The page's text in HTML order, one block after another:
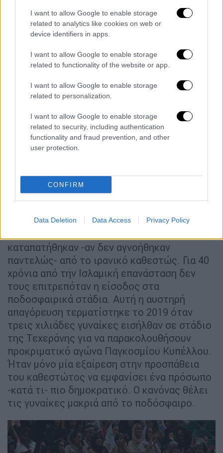
I want to allow Google to enable storage
related to analytics like cookies on web or
device identifiers in apps.
I want to allow Google to enable storage
related to functionality of the website or app.
I want to allow Google to enable storage
related to personalization.
I want to allow Google to enable storage
related to security, including authentication
functionality and fraud prevention, and other
user protection.
CONFIRM
Data Deletion Data Access Privacy Policy
Στο Μουντιάλ του 2022, με τις διαδηλώσεις
σε βάρος του Χαμενεΐ να μαίνονται στο Ιράν,
οι Ιρανοί ποδοσφαιριστές σιώπησαν στην
ανάκρουση του εθνικού ύμνου τους. Το ίδιο
έπραξαν και πριν από μερικές ημέρες οι
γυναίκες της εθνικής ομάδας ποδοσφαίρου
στην πρεμιέρα τους στο Ασιατικό Κύπελλο
με τη Νότια Κορέα, για να αλλάξουν όμως
αργότερα, όταν τραγούδησαν και χαιρέτησαν
στρατιωτικά, προφανώς ως ένδειξη
διαμαρτυρίας για την επίθεση που δέχεται η
καταπατήθηκαν -αν δεν αγνοήθηκαν
παντελώς- από το ιρανικό καθεστώς. Για 40
χρόνια από την Ισλαμική επανάσταση δεν
τους επιτρεπόταν η είσοδος στα
ποδοσφαιρικά στάδια. Αυτή η αυστηρή
απαγόρευση τερματίστηκε το 2019 όταν
τρεις χιλιάδες γυναίκες εισήλθαν σε στάδιο
της Τεχεράνης για να παρακολουθήσουν
προκριματικό αγώνα Παγκοσμίου Κυπέλλου.
Ήταν μόνο μία εξαίρεση στην προσπάθεια
του καθεστώτος να εμφανίσει ένα πρόσωπο
-κατά τι- πιο δημοκρατικό. Ο κανόνας θέλει
τις γυναίκες μακριά από το ποδόσφαιρο.